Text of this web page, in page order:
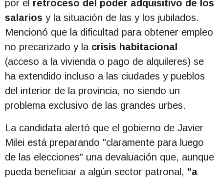
por el retroceso del poder adquisitivo de los
salarios y la situación de las y los jubilados.
Mencionó que la dificultad para obtener empleo
no precarizado y la crisis habitacional
(acceso a la vivienda o pago de alquileres) se
ha extendido incluso a las ciudades y pueblos
del interior de la provincia, no siendo un
problema exclusivo de las grandes urbes.
La candidata alertó que el gobierno de Javier
Milei está preparando "claramente para luego
de las elecciones" una devaluación que, aunque
pueda beneficiar a algún sector patronal, "a